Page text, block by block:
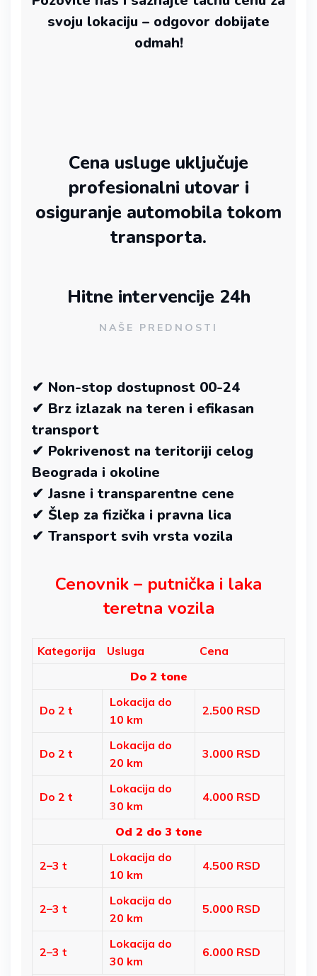
svoju lokaciju – odgovor dobijate
odmah!
Cena usluge uključuje
profesionalni utovar i
osiguranje automobila tokom
transporta.
Hitne intervencije 24h
NAŠE PREDNOSTI
✔ Non-stop dostupnost 00-24
✔ Brz izlazak na teren i efikasan
transport
✔ Pokrivenost na teritoriji celog
Beograda i okoline
✔ Jasne i transparentne cene
✔ Šlep za fizička i pravna lica
✔ Transport svih vrsta vozila
Cenovnik – putnička i laka
teretna vozila
Kategorija Usluga
Cena
Do 2 tone
Do 2 t
Lokacija do
10 km
2.500 RSD
Do 2 t
Lokacija do
20 km
3.000 RSD
Do 2 t
Lokacija do
30 km
4.000 RSD
Od 2 do 3 tone
2–3 t
Lokacija do
10 km
4.500 RSD
2–3 t
Lokacija do
20 km
5.000 RSD
2–3 t
Lokacija do
30 km
6.000 RSD